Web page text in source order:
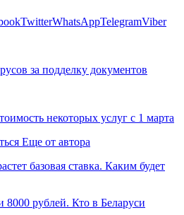
TwitterWhatsAppTelegramViber
за подделку документов
некоторых услуг с 1 марта
Еще от автора
базовая ставка. Каким будет
рублей. Кто в Беларуси